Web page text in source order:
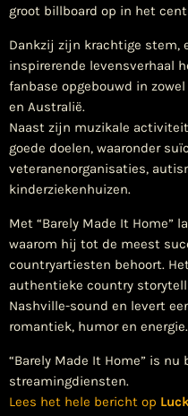
groot billboard op in het
Dankzij zijn krachtige stem,
inspirerende levensverhaal
fanbase opgebouwd in
en Australië.
Naast zijn muzikale
goede doelen, waaronder
veteranenorganisaties,
kinderziekenhuizen.
Met “Barely Made It Home”
waarom hij tot de meest
countryartiesten behoort.
authentieke country
Nashville-sound en levert
romantiek, humor en energie.
“Barely Made It Home” is
streamingdiensten.
Lees het hele bericht op